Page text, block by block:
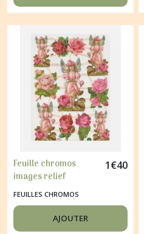
Feuille chromos
images relief
découpage collage
ANGE FLEURS ROSE
7343
1€40
FEUILLES CHROMOS
AJOUTER